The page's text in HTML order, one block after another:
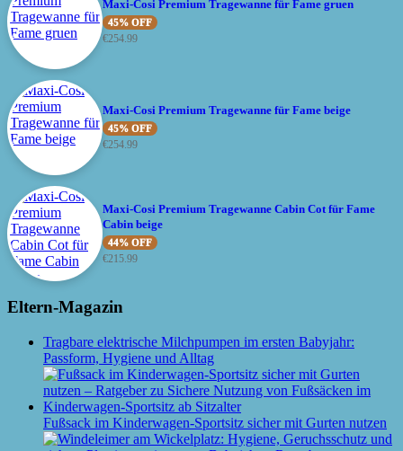
Maxi-Cosi Premium Tragewanne für Fame gruen
45% OFF
€254.99
Maxi-Cosi Premium Tragewanne für Fame beige
45% OFF
€254.99
Maxi-Cosi Premium Tragewanne Cabin Cot für Fame
Cabin beige
44% OFF
€215.99
Eltern-Magazin
Tragbare elektrische Milchpumpen im ersten Babyjahr:
Passform, Hygiene und Alltag
Fußsack im Kinderwagen-Sportsitz sicher mit Gurten nutzen